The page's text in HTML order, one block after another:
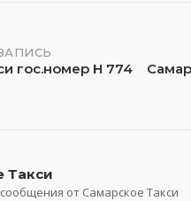
гос.номер Н 774
Такси
от Самарское Такси